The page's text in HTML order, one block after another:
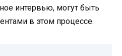
интервью, могут быть
в этом процессе.